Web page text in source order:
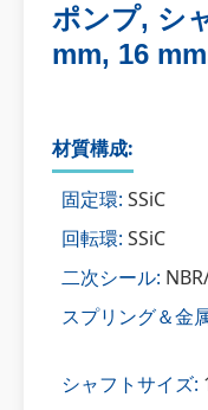
ポンプ, シ
mm, 16
材質構成:
固定環: SSiC
回転環: SSiC
二次シール:
スプリング＆金
シャフトサイズ: